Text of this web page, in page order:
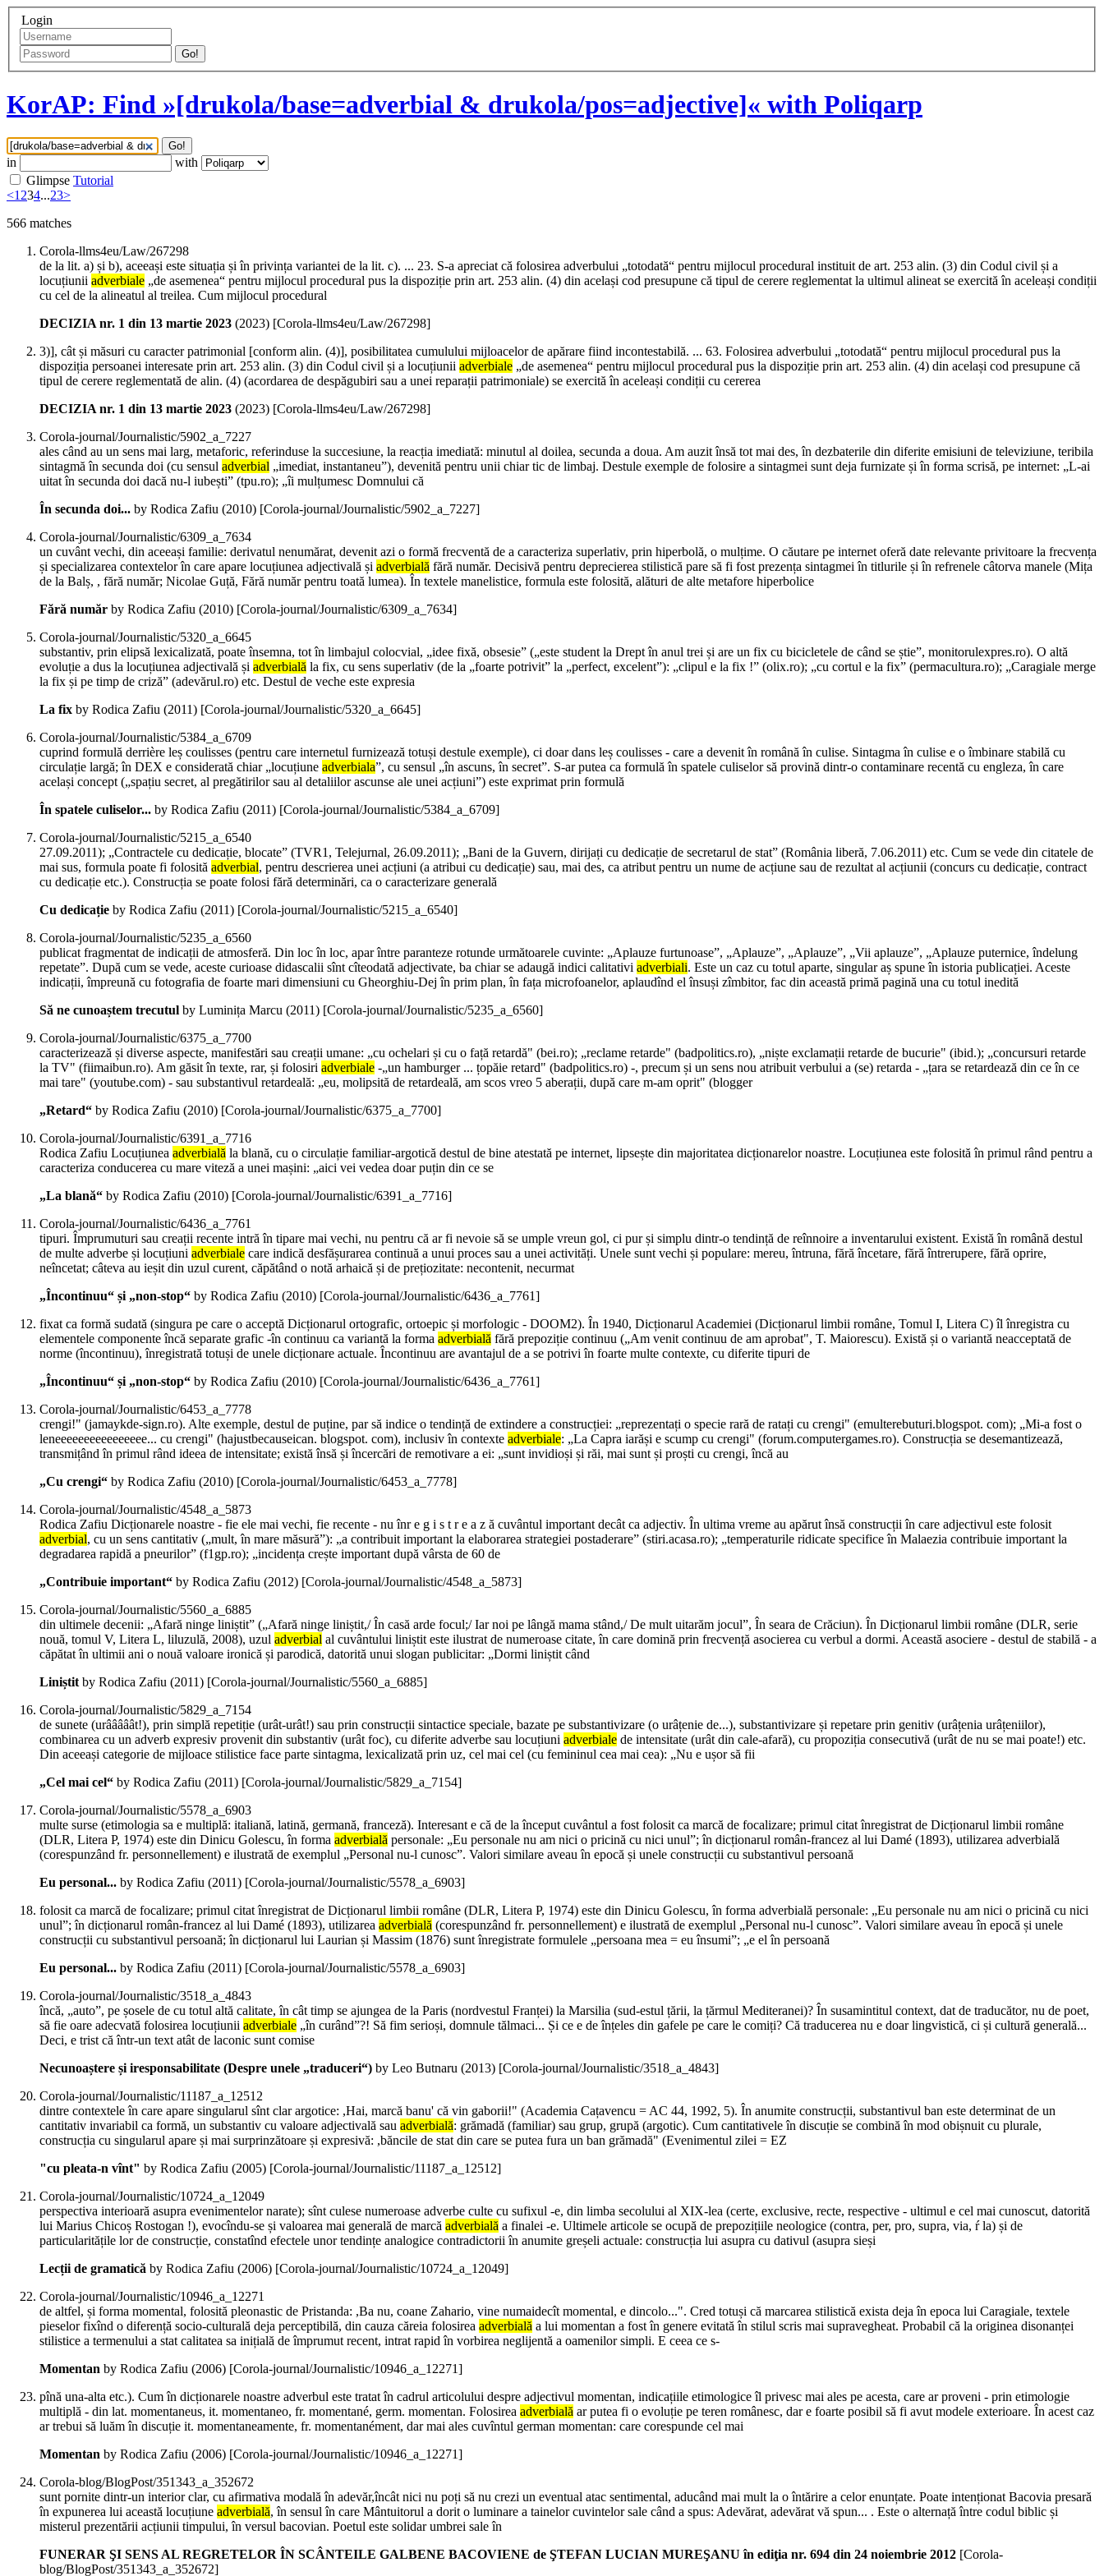
Login
Go!
KorAP: Find »[drukola/base=adverbial & drukola/pos=adjective]« with Poliqarp
Go!
in
with
Glimpse Tutorial
<1234...23>
566 matches
Corola-llms4eu/Law/267298
de la lit. a) și b), aceeași este situația și în privința variantei de la lit. c). ... 23. S-a apreciat că folosirea adverbului „totodată“ pentru mijlocul procedural instituit de art. 253 alin. (3) din Codul civil și a
locuțiunii adverbiale „de asemenea“ pentru mijlocul procedural pus la dispoziție prin art. 253 alin. (4) din același cod presupune că tipul de cerere reglementat la ultimul alineat se exercită în aceleași condiții
cu cel de la alineatul al treilea. Cum mijlocul procedural
DECIZIA nr. 1 din 13 martie 2023 (2023) [Corola-llms4eu/Law/267298]
3)], cât și măsuri cu caracter patrimonial [conform alin. (4)], posibilitatea cumulului mijloacelor de apărare fiind incontestabilă. ... 63. Folosirea adverbului „totodată“ pentru mijlocul procedural pus la
dispoziția persoanei interesate prin art. 253 alin. (3) din Codul civil și a locuțiunii adverbiale „de asemenea“ pentru mijlocul procedural pus la dispoziție prin art. 253 alin. (4) din același cod presupune că
tipul de cerere reglementată de alin. (4) (acordarea de despăgubiri sau a unei reparații patrimoniale) se exercită în aceleași condiții cu cererea
DECIZIA nr. 1 din 13 martie 2023 (2023) [Corola-llms4eu/Law/267298]
Corola-journal/Journalistic/5902_a_7227
ales când au un sens mai larg, metaforic, referinduse la succesiune, la reacția imediată: minutul al doilea, secunda a doua. Am auzit însă tot mai des, în dezbaterile din diferite emisiuni de televiziune, teribila
sintagmă în secunda doi (cu sensul adverbial „imediat, instantaneu”), devenită pentru unii chiar tic de limbaj. Destule exemple de folosire a sintagmei sunt deja furnizate și în forma scrisă, pe internet: „L-ai
uitat în secunda doi dacă nu-l iubești” (tpu.ro); „îi mulțumesc Domnului că
În secunda doi... by Rodica Zafiu (2010) [Corola-journal/Journalistic/5902_a_7227]
Corola-journal/Journalistic/6309_a_7634
un cuvânt vechi, din aceeași familie: derivatul nenumărat, devenit azi o formă frecventă de a caracteriza superlativ, prin hiperbolă, o mulțime. O căutare pe internet oferă date relevante privitoare la frecvența
și specializarea contextelor în care apare locuțiunea adjectivală și adverbială fără număr. Decisivă pentru deprecierea stilistică pare să fi fost prezența sintagmei în titlurile și în refrenele câtorva manele (Mița
de la Balș, , fără număr; Nicolae Guță, Fără număr pentru toată lumea). În textele manelistice, formula este folosită, alături de alte metafore hiperbolice
Fără număr by Rodica Zafiu (2010) [Corola-journal/Journalistic/6309_a_7634]
Corola-journal/Journalistic/5320_a_6645
substantiv, prin elipsă lexicalizată, poate însemna, tot în limbajul colocvial, „idee fixă, obsesie” („este student la Drept în anul trei și are un fix cu bicicletele de când se știe”, monitorulexpres.ro). O altă
evoluție a dus la locuțiunea adjectivală și adverbială la fix, cu sens superlativ (de la „foarte potrivit” la „perfect, excelent”): „clipul e la fix !” (olix.ro); „cu cortul e la fix” (permacultura.ro); „Caragiale merge
la fix și pe timp de criză” (adevărul.ro) etc. Destul de veche este expresia
La fix by Rodica Zafiu (2011) [Corola-journal/Journalistic/5320_a_6645]
Corola-journal/Journalistic/5384_a_6709
cuprind formulă derrière leș coulisses (pentru care internetul furnizează totuși destule exemple), ci doar dans leș coulisses - care a devenit în română în culise. Sintagma în culise e o îmbinare stabilă cu
circulație largă; în DEX e considerată chiar „locuțiune adverbiala”, cu sensul „în ascuns, în secret”. S-ar putea ca formulă în spatele culiselor să provină dintr-o contaminare recentă cu engleza, în care
același concept („spațiu secret, al pregătirilor sau al detaliilor ascunse ale unei acțiuni”) este exprimat prin formulă
În spatele culiselor... by Rodica Zafiu (2011) [Corola-journal/Journalistic/5384_a_6709]
Corola-journal/Journalistic/5215_a_6540
27.09.2011); „Contractele cu dedicație, blocate” (TVR1, Telejurnal, 26.09.2011); „Bani de la Guvern, dirijați cu dedicație de secretarul de stat” (România liberă, 7.06.2011) etc. Cum se vede din citatele de
mai sus, formula poate fi folosită adverbial, pentru descrierea unei acțiuni (a atribui cu dedicație) sau, mai des, ca atribut pentru un nume de acțiune sau de rezultat al acțiunii (concurs cu dedicație, contract
cu dedicație etc.). Construcția se poate folosi fără determinări, ca o caracterizare generală
Cu dedicație by Rodica Zafiu (2011) [Corola-journal/Journalistic/5215_a_6540]
Corola-journal/Journalistic/5235_a_6560
publicat fragmentat de indicații de atmosferă. Din loc în loc, apar între paranteze rotunde următoarele cuvinte: „Aplauze furtunoase”, „Aplauze”, „Aplauze”, „Vii aplauze”, „Aplauze puternice, îndelung
repetate”. După cum se vede, aceste curioase didascalii sînt cîteodată adjectivate, ba chiar se adaugă indici calitativi adverbiali. Este un caz cu totul aparte, singular aș spune în istoria publicației. Aceste
indicații, împreună cu fotografia de foarte mari dimensiuni cu Gheorghiu-Dej în prim plan, în fața microfoanelor, aplaudînd el însuși zîmbitor, fac din această primă pagină una cu totul inedită
Să ne cunoaștem trecutul by Luminița Marcu (2011) [Corola-journal/Journalistic/5235_a_6560]
Corola-journal/Journalistic/6375_a_7700
caracterizează și diverse aspecte, manifestări sau creații umane: „cu ochelari și cu o față retardă" (bei.ro); „reclame retarde" (badpolitics.ro), „niște exclamații retarde de bucurie" (ibid.); „concursuri retarde
la TV" (fiimaibun.ro). Am găsit în texte, rar, și folosiri adverbiale -„un hamburger ... țopăie retard" (badpolitics.ro) -, precum și un sens nou atribuit verbului a (se) retarda - „țara se retardează din ce în ce
mai tare" (youtube.com) - sau substantivul retardeală: „eu, molipsită de retardeală, am scos vreo 5 aberații, după care m-am oprit" (blogger
„Retard“ by Rodica Zafiu (2010) [Corola-journal/Journalistic/6375_a_7700]
Corola-journal/Journalistic/6391_a_7716
Rodica Zafiu Locuțiunea adverbială la blană, cu o circulație familiar-argotică destul de bine atestată pe internet, lipsește din majoritatea dicționarelor noastre. Locuțiunea este folosită în primul rând pentru a
caracteriza conducerea cu mare viteză a unei mașini: „aici vei vedea doar puțin din ce se
„La blană“ by Rodica Zafiu (2010) [Corola-journal/Journalistic/6391_a_7716]
Corola-journal/Journalistic/6436_a_7761
tipuri. Împrumuturi sau creații recente intră în tipare mai vechi, nu pentru că ar fi nevoie să se umple vreun gol, ci pur și simplu dintr-o tendință de reînnoire a inventarului existent. Există în română destul
de multe adverbe și locuțiuni adverbiale care indică desfășurarea continuă a unui proces sau a unei activități. Unele sunt vechi și populare: mereu, întruna, fără încetare, fără întrerupere, fără oprire,
neîncetat; câteva au ieșit din uzul curent, căpătând o notă arhaică și de prețiozitate: necontenit, necurmat
„Încontinuu“ și „non-stop“ by Rodica Zafiu (2010) [Corola-journal/Journalistic/6436_a_7761]
fixat ca formă sudată (singura pe care o acceptă Dicționarul ortografic, ortoepic și morfologic - DOOM2). În 1940, Dicționarul Academiei (Dicționarul limbii române, Tomul I, Litera C) îl înregistra cu
elementele componente încă separate grafic -în continuu ca variantă la forma adverbială fără prepoziție continuu („Am venit continuu de am aprobat", T. Maiorescu). Există și o variantă neacceptată de
norme (încontinuu), înregistrată totuși de unele dicționare actuale. Încontinuu are avantajul de a se potrivi în foarte multe contexte, cu diferite tipuri de
„Încontinuu“ și „non-stop“ by Rodica Zafiu (2010) [Corola-journal/Journalistic/6436_a_7761]
Corola-journal/Journalistic/6453_a_7778
crengi!" (jamaykde-sign.ro). Alte exemple, destul de puține, par să indice o tendință de extindere a construcției: „reprezentați o specie rară de ratați cu crengi" (emulterebuturi.blogspot. com); „Mi-a fost o
leneeeeeeeeeeeeeeee... cu crengi" (hajustbecauseican. blogspot. com), inclusiv în contexte adverbiale: „La Capra iarăși e scump cu crengi" (forum.computergames.ro). Construcția se desemantizează,
transmițând în primul rând ideea de intensitate; există însă și încercări de remotivare a ei: „sunt invidioși și răi, mai sunt și proști cu crengi, încă au
„Cu crengi“ by Rodica Zafiu (2010) [Corola-journal/Journalistic/6453_a_7778]
Corola-journal/Journalistic/4548_a_5873
Rodica Zafiu Dicționarele noastre - fie ele mai vechi, fie recente - nu înr e g i s t r e a z ă cuvântul important decât ca adjectiv. În ultima vreme au apărut însă construcții în care adjectivul este folosit
adverbial, cu un sens cantitativ („mult, în mare măsură”): „a contribuit important la elaborarea strategiei postaderare” (stiri.acasa.ro); „temperaturile ridicate specifice în Malaezia contribuie important la
degradarea rapidă a pneurilor” (f1gp.ro); „incidența crește important după vârsta de 60 de
„Contribuie important“ by Rodica Zafiu (2012) [Corola-journal/Journalistic/4548_a_5873]
Corola-journal/Journalistic/5560_a_6885
din ultimele decenii: „Afară ninge liniștit” („Afară ninge liniștit,/ În casă arde focul;/ Iar noi pe lângă mama stând,/ De mult uitarăm jocul”, În seara de Crăciun). În Dicționarul limbii române (DLR, serie
nouă, tomul V, Litera L, liluzulă, 2008), uzul adverbial al cuvântului liniștit este ilustrat de numeroase citate, în care domină prin frecvență asocierea cu verbul a dormi. Această asociere - destul de stabilă - a
căpătat în ultimii ani o nouă valoare ironică și parodică, datorită unui slogan publicitar: „Dormi liniștit când
Liniștitby Rodica Zafiu (2011) [Corola-journal/Journalistic/5560_a_6885]
Corola-journal/Journalistic/5829_a_7154
de sunete (urââââât!), prin simplă repetiție (urât-urât!) sau prin construcții sintactice speciale, bazate pe substantivizare (o urâțenie de...), substantivizare și repetare prin genitiv (urâțenia urâțeniilor),
combinarea cu un adverb expresiv provenit din substantiv (urât foc), cu diferite adverbe sau locuțiuni adverbiale de intensitate (urât din cale-afară), cu propoziția consecutivă (urât de nu se mai poate!) etc.
Din aceeași categorie de mijloace stilistice face parte sintagma, lexicalizată prin uz, cel mai cel (cu femininul cea mai cea): „Nu e ușor să fii
„Cel mai cel“ by Rodica Zafiu (2011) [Corola-journal/Journalistic/5829_a_7154]
Corola-journal/Journalistic/5578_a_6903
multe surse (etimologia sa e multiplă: italiană, latină, germană, franceză). Interesant e că de la început cuvântul a fost folosit ca marcă de focalizare; primul citat înregistrat de Dicționarul limbii române
(DLR, Litera P, 1974) este din Dinicu Golescu, în forma adverbială personale: „Eu personale nu am nici o pricină cu nici unul”; în dicționarul român-francez al lui Damé (1893), utilizarea adverbială
(corespunzând fr. personnellement) e ilustrată de exemplul „Personal nu-l cunosc”. Valori similare aveau în epocă și unele construcții cu substantivul persoană
Eu personal... by Rodica Zafiu (2011) [Corola-journal/Journalistic/5578_a_6903]
folosit ca marcă de focalizare; primul citat înregistrat de Dicționarul limbii române (DLR, Litera P, 1974) este din Dinicu Golescu, în forma adverbială personale: „Eu personale nu am nici o pricină cu nici
unul”; în dicționarul român-francez al lui Damé (1893), utilizarea adverbială (corespunzând fr. personnellement) e ilustrată de exemplul „Personal nu-l cunosc”. Valori similare aveau în epocă și unele
construcții cu substantivul persoană; în dicționarul lui Laurian și Massim (1876) sunt înregistrate formulele „persoana mea = eu însumi”; „e el în persoană
Eu personal... by Rodica Zafiu (2011) [Corola-journal/Journalistic/5578_a_6903]
Corola-journal/Journalistic/3518_a_4843
încă, „auto”, pe șosele de cu totul altă calitate, în cât timp se ajungea de la Paris (nordvestul Franței) la Marsilia (sud-estul țării, la țărmul Mediteranei)? În susamintitul context, dat de traducător, nu de poet,
să fie oare adecvată folosirea locuțiunii adverbiale „în curând”?! Să fim serioși, domnule tălmaci... Și ce e de înțeles din gafele pe care le comiți? Că traducerea nu e doar lingvistică, ci și cultură generală...
Deci, e trist că într-un text atât de laconic sunt comise
Necunoaștere și iresponsabilitate (Despre unele „traduceri“) by Leo Butnaru (2013) [Corola-journal/Journalistic/3518_a_4843]
Corola-journal/Journalistic/11187_a_12512
dintre contextele în care apare singularul sînt clar argotice: ,Hai, marcă banu' că vin gaborii!" (Academia Cațavencu = AC 44, 1992, 5). În anumite construcții, substantivul ban este determinat de un
cantitativ invariabil ca formă, un substantiv cu valoare adjectivală sau adverbială: grămadă (familiar) sau grup, grupă (argotic). Cum cantitativele în discuție se combină în mod obișnuit cu plurale,
construcția cu singularul apare și mai surprinzătoare și expresivă: ,băncile de stat din care se putea fura un ban grămadă" (Evenimentul zilei = EZ
"cu pleata-n vînt" by Rodica Zafiu (2005) [Corola-journal/Journalistic/11187_a_12512]
Corola-journal/Journalistic/10724_a_12049
perspectiva interioară asupra evenimentelor narate); sînt culese numeroase adverbe culte cu sufixul -e, din limba secolului al XIX-lea (certe, exclusive, recte, respective - ultimul e cel mai cunoscut, datorită
lui Marius Chicoș Rostogan !), evocîndu-se și valoarea mai generală de marcă adverbială a finalei -e. Ultimele articole se ocupă de prepozițiile neologice (contra, per, pro, supra, via, ŕ la) și de
particularitățile lor de construcție, constatînd efectele unor tendințe analogice contradictorii în anumite greșeli actuale: construcția lui asupra cu dativul (asupra sieși
Lecții de gramatică by Rodica Zafiu (2006) [Corola-journal/Journalistic/10724_a_12049]
Corola-journal/Journalistic/10946_a_12271
de altfel, și forma momental, folosită pleonastic de Pristanda: ,Ba nu, coane Zahario, vine numaidecît momental, e dincolo...". Cred totuși că marcarea stilistică exista deja în epoca lui Caragiale, textele
pieselor fixînd o diferență socio-culturală deja perceptibilă, din cauza căreia folosirea adverbială a lui momentan a fost în genere evitată în stilul scris mai supravegheat. Probabil că la originea disonanței
stilistice a termenului a stat calitatea sa inițială de împrumut recent, intrat rapid în vorbirea neglijentă a oamenilor simpli. E ceea ce s-
Momentan by Rodica Zafiu (2006) [Corola-journal/Journalistic/10946_a_12271]
pînă una-alta etc.). Cum în dicționarele noastre adverbul este tratat în cadrul articolului despre adjectivul momentan, indicațiile etimologice îl privesc mai ales pe acesta, care ar proveni - prin etimologie
multiplă - din lat. momentaneus, it. momentaneo, fr. momentané, germ. momentan. Folosirea adverbială ar putea fi o evoluție pe teren românesc, dar e foarte posibil să fi avut modele exterioare. În acest caz
ar trebui să luăm în discuție it. momentaneamente, fr. momentanément, dar mai ales cuvîntul german momentan: care corespunde cel mai
Momentan by Rodica Zafiu (2006) [Corola-journal/Journalistic/10946_a_12271]
Corola-blog/BlogPost/351343_a_352672
sunt pornite dintr-un interior clar, cu afirmativa modală în adevăr,încât nici nu poți să nu crezi un eventual atac sentimental, aducând mai mult la o întărire a celor enunțate. Poate intenționat Bacovia presară
în expunerea lui această locuțiune adverbială, în sensul în care Mântuitorul a dorit o luminare a tainelor cuvintelor sale când a spus: Adevărat, adevărat vă spun... . Este o alternață între codul biblic și
misterul prezentării acțiunii timpului, în versul bacovian. Poetul este solidar umbrei sale în
FUNERAR ŞI SENS AL REGRETELOR ÎN SCÂNTEILE GALBENE BACOVIENE de ŞTEFAN LUCIAN MUREŞANU în ediţia nr. 694 din 24 noiembrie 2012 [Corola-
blog/BlogPost/351343_a_352672]